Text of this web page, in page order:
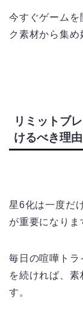
今すぐゲームを
ク素材から集め
リミットブ
けるべき理由
星6化は一度だ
が重要になりま
毎日の喧嘩トラ
を続ければ、素
す。